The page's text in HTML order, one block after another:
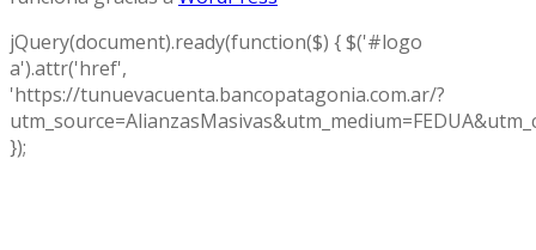
jQuery(document).ready(function($) { $('#logo
a').attr('href',
'https://tunuevacuenta.bancopatagonia.com.ar/?
});